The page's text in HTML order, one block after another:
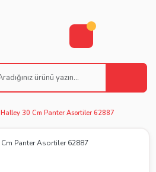
Halley 30 Cm Panter Asortiler 62887